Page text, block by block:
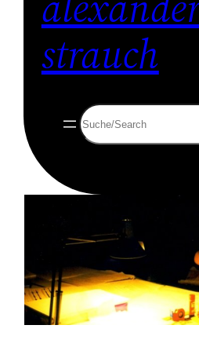
strauch
Suchen